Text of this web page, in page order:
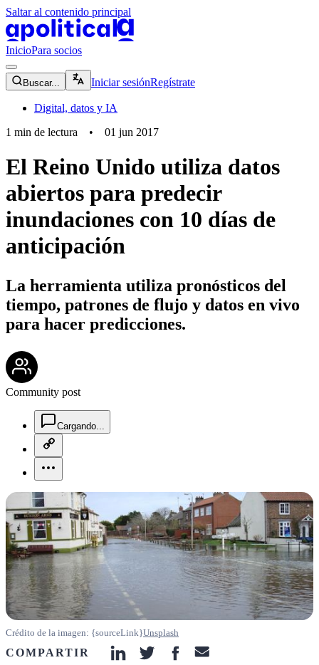
Saltar al contenido principal
apolitical-logo-default
InicioPara socios
magnifying-glass-icon
Buscar... Iniciar sesiónRegístrate
Digital, datos y IA
1 min de lectura • 01 jun 2017
El Reino Unido utiliza datos
abiertos para predecir
inundaciones con 10 días de
anticipación
La herramienta utiliza pronósticos del
tiempo, patrones de flujo y datos en vivo
para hacer predicciones.
Community post
Cargando...
Crédito de la imagen: {sourceLink}Unsplash
COMPARTIR linkedin-icon
twitter-iconfacebook-icon
email-icon